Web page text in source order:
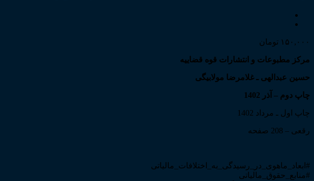
۱۵۰,۰۰۰ تومان
مرکز مطبوعات و انتشارات قوه قضاییه
حسین عبدالهی ـ غلامرضا مولابیگی
چاپ دوم – آذر 1402
چاپ اول ـ مرداد 1402
رقعی – 208 صفحه
#ابعاد_ماهوی_در_رسیدگی_به_اختلافات_مالیاتی
#منابع_حقوق_مالیاتی